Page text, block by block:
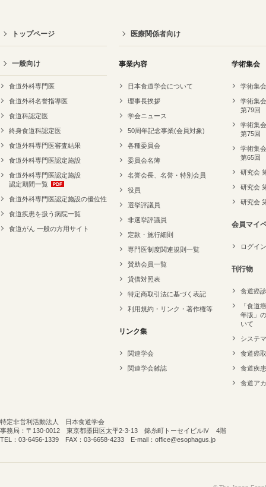
トップページ
一般向け
食道外科専門医
食道外科名誉指導医
食道科認定医
終身食道科認定医
食道外科専門医審査結果
食道外科専門医認定施設
食道外科専門医認定施設
認定期間一覧
食道外科専門医認定施設の優位性
食道疾患を扱う病院一覧
食道がん 一般の方用サイト
医療関係者向け
事業内容
日本食道学会について
理事長挨拶
学会ニュース
50周年記念事業(会員対象)
各種委員会
委員会名簿
名誉会長、名誉・特別会員
役員
選挙評議員
非選挙評議員
定款・施行細則
専門医制度関連規則一覧
賛助会員一覧
貸借対照表
特定商取引法に基づく表記
利用規約・リンク・著作権等
リンク集
関連学会
関連学会雑誌
学術集会
学術集
学術集
第79回
学術集
第75回
学術集
第65回
研究会
研究会
研究会
会員マイ
ログイン
刊行物
食道癌
「食道
年版」
いて
システ
食道癌
食道疾
食道ア
特定非営利活動法人 日本食道学会
事務局：〒130-0012 東京都墨田区太平2-3-13 錦糸町トーセイビルⅣ 4階
TEL：03-6456-1339 FAX：03-6658-4233 E-mail：office@esophagus.jp